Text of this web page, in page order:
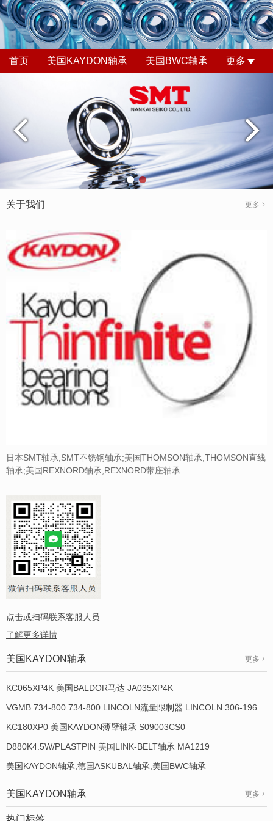
首页 美国KAYDON轴承 美国BWC轴承 更多
关于我们 更多
日本SMT轴承,SMT不锈钢轴承;美国THOMSON轴承,THOMSON直线
轴承;美国REXNORD轴承,REXNORD带座轴承
点击或扫码联系客服人员
了解更多详情
美国KAYDON轴承 更多
KC065XP4K 美国BALDOR马达 JA035XP4K
KC180XP0 美国KAYDON薄壁轴承 S09003CS0
D880K4.5W/PLASTPIN 美国LINK-BELT轴承 MA1219
美国KAYDON轴承,德国ASKUBAL轴承,美国BWC轴承
美国KAYDON轴承 更多
热门标签